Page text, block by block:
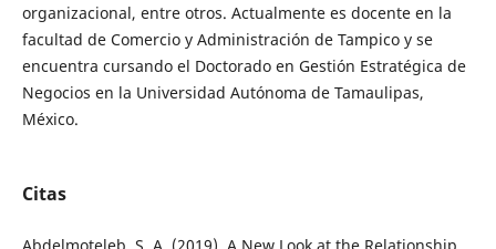
organizacional, entre otros. Actualmente es docente en la
facultad de Comercio y Administración de Tampico y se
encuentra cursando el Doctorado en Gestión Estratégica de
Negocios en la Universidad Autónoma de Tamaulipas,
México.
Citas